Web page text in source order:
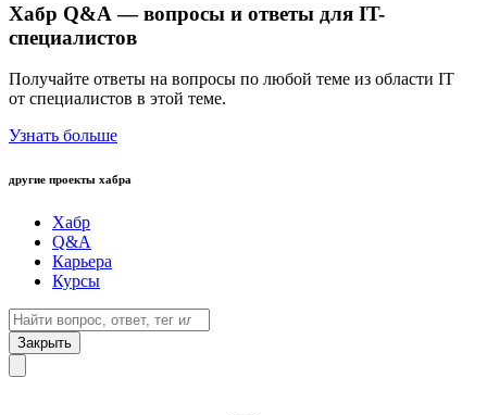
Хабр Q&A — вопросы и ответы для IT-
специалистов
Получайте ответы на вопросы по любой теме из области IT
от специалистов в этой теме.
Узнать больше
другие проекты хабра
Хабр
Q&A
Карьера
Курсы
Закрыть